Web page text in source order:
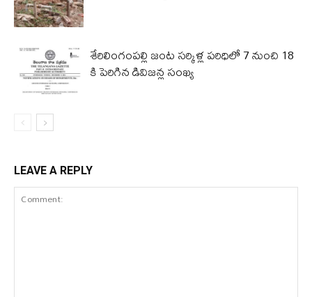
శేరిలింగంపల్లి జంట సర్కిళ్ల పరిధిలో 7 నుంచి 18
కి పెరిగిన డివిజన్ల సంఖ్య
LEAVE A REPLY